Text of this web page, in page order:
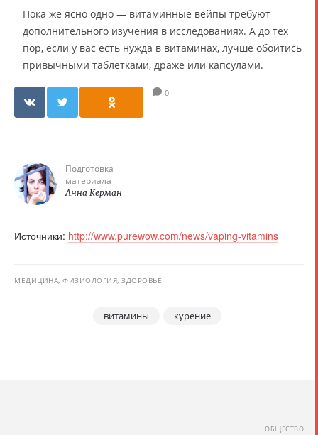
Пока же ясно одно — витаминные вейпы требуют
дополнительного изучения в исследованиях. А до тех
пор, если у вас есть нужда в витаминах, лучше обойтись
привычными таблетками, драже или капсулами.
0
Подготовка
материала
Анна Керман
Источники: http://www.purewow.com/news/vaping-vitamins
МЕДИЦИНА, ФИЗИОЛОГИЯ, ЗДОРОВЬЕ
витамины курение
ОБЩЕСТВО